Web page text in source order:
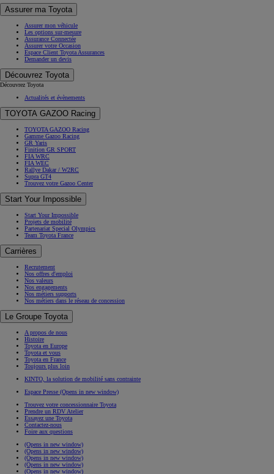
Assurer ma Toyota
Assurer mon véhicule
Les options sur-mesure
Assurance Connectée
Assurer votre Occasion
Espace Client Toyota Assurances
Demander un devis
Découvrez Toyota
Découvrez Toyota
Actualités et évènements
TOYOTA GAZOO Racing
TOYOTA GAZOO Racing
Gamme Gazoo Racing
GR Yaris
Finition GR SPORT
FIA WRC
FIA WEC
Rallye Dakar / W2RC
Supra GT4
Trouvez votre Gazoo Center
Start Your Impossible
Start Your Impossible
Projets de mobilité
Partenariat Special Olympics
Team Toyota France
Carrières
Recrutement
Nos offres d'emploi
Nos valeurs
Nos engagements
Nos métiers supports
Nos métiers dans le réseau de concession
Le Groupe Toyota
A propos de nous
Histoire
Toyota en Europe
Toyota et vous
Toyota en France
Toujours plus loin
KINTO, la solution de mobilité sans contrainte
Espace Presse (Opens in new window)
Trouvez votre concessionnaire Toyota
Prendre un RDV Atelier
Essayez une Toyota
Contactez-nous
Foire aux questions
(Opens in new window)
(Opens in new window)
(Opens in new window)
(Opens in new window)
(Opens in new window)